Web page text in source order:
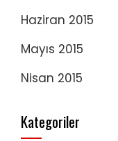
Haziran 2015
Mayıs 2015
Nisan 2015
Kategoriler